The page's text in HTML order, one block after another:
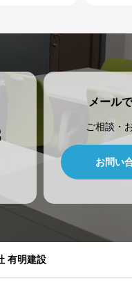
メール
ご相談・
お問い
有明建設